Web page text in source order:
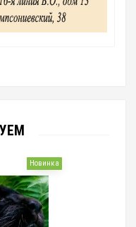
Новинка